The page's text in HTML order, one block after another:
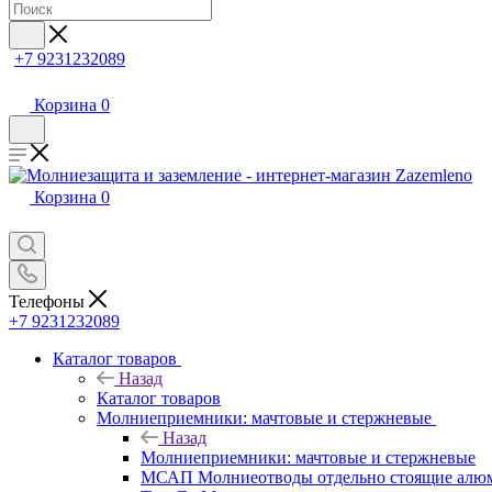
+7 9231232089
Корзина 0
Корзина 0
Телефоны
+7 9231232089
Каталог товаров
Назад
Каталог товаров
Молниеприемники: мачтовые и стержневые
Назад
Молниеприемники: мачтовые и стержневые
МСАП Молниеотводы отдельно стоящие